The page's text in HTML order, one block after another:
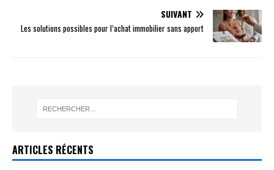
SUIVANT
Les solutions possibles pour l’achat immobilier sans apport
ARTICLES RÉCENTS